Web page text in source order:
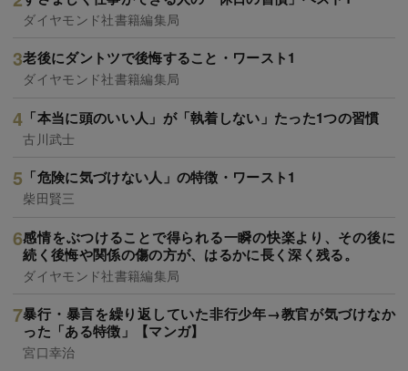
ダイヤモンド社書籍編集局
老後にダントツで後悔すること・ワースト1
ダイヤモンド社書籍編集局
「本当に頭のいい人」が「執着しない」たった1つの習慣
古川武士
「危険に気づけない人」の特徴・ワースト1
柴田賢三
感情をぶつけることで得られる一瞬の快楽より、その後に
続く後悔や関係の傷の方が、はるかに長く深く残る。
ダイヤモンド社書籍編集局
暴行・暴言を繰り返していた非行少年→教官が気づけなか
った「ある特徴」【マンガ】
宮口幸治